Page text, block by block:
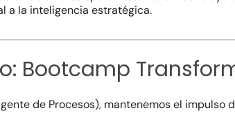
a la inteligencia estratégica.
Bootcamp
de Procesos), mantenemos el